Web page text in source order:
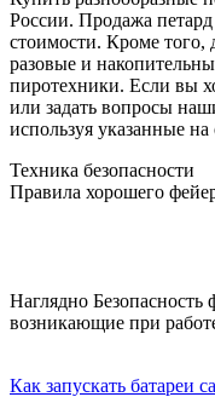
России. Продажа
стоимости. Кроме того,
разовые и
пиротехники. Если вы
или задать вопросы
используя указанные на
Техника безопасности
Правила хорошего
Наглядно Безопасность
возникающие при
Как запускать батареи